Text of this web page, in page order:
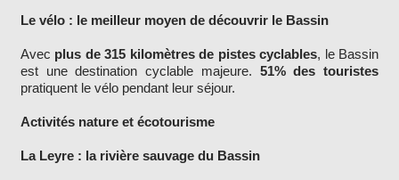
Le vélo : le meilleur moyen de découvrir le Bassin
Avec plus de 315 kilomètres de pistes cyclables, le Bassin
est une destination cyclable majeure. 51% des touristes
pratiquent le vélo pendant leur séjour.
Activités nature et écotourisme
La Leyre : la rivière sauvage du Bassin